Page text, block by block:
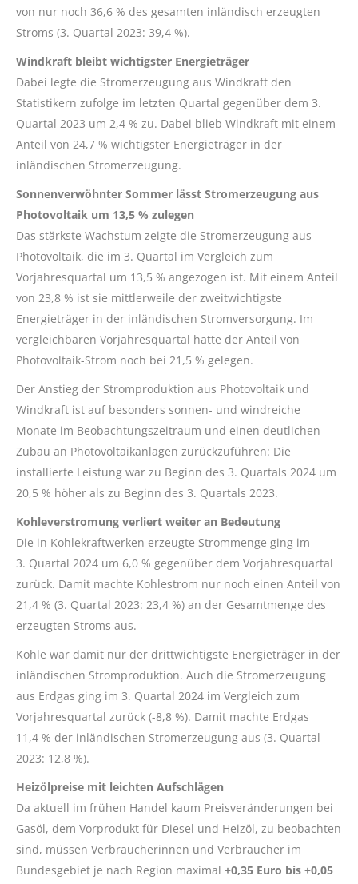
von nur noch 36,6 % des gesamten inländisch erzeugten
Stroms (3. Quartal 2023: 39,4 %).
Windkraft bleibt wichtigster Energieträger
Dabei legte die Stromerzeugung aus Windkraft den
Statistikern zufolge im letzten Quartal gegenüber dem 3.
Quartal 2023 um 2,4 % zu. Dabei blieb Windkraft mit einem
Anteil von 24,7 % wichtigster Energieträger in der
inländischen Stromerzeugung.
Sonnenverwöhnter Sommer lässt Stromerzeugung aus
Photovoltaik um 13,5 % zulegen
Das stärkste Wachstum zeigte die Stromerzeugung aus
Photovoltaik, die im 3. Quartal im Vergleich zum
Vorjahresquartal um 13,5 % angezogen ist. Mit einem Anteil
von 23,8 % ist sie mittlerweile der zweitwichtigste
Energieträger in der inländischen Stromversorgung. Im
vergleichbaren Vorjahresquartal hatte der Anteil von
Photovoltaik-Strom noch bei 21,5 % gelegen.
Der Anstieg der Stromproduktion aus Photovoltaik und
Windkraft ist auf besonders sonnen- und windreiche
Monate im Beobachtungszeitraum und einen deutlichen
Zubau an Photovoltaikanlagen zurückzuführen: Die
installierte Leistung war zu Beginn des 3. Quartals 2024 um
20,5 % höher als zu Beginn des 3. Quartals 2023.
Kohleverstromung verliert weiter an Bedeutung
Die in Kohlekraftwerken erzeugte Strommenge ging im
3. Quartal 2024 um 6,0 % gegenüber dem Vorjahresquartal
zurück. Damit machte Kohlestrom nur noch einen Anteil von
21,4 % (3. Quartal 2023: 23,4 %) an der Gesamtmenge des
erzeugten Stroms aus.
Kohle war damit nur der drittwichtigste Energieträger in der
inländischen Stromproduktion. Auch die Stromerzeugung
aus Erdgas ging im 3. Quartal 2024 im Vergleich zum
Vorjahresquartal zurück (-8,8 %). Damit machte Erdgas
11,4 % der inländischen Stromerzeugung aus (3. Quartal
2023: 12,8 %).
Heizölpreise mit leichten Aufschlägen
Da aktuell im frühen Handel kaum Preisveränderungen bei
Gasöl, dem Vorprodukt für Diesel und Heizöl, zu beobachten
sind, müssen Verbraucherinnen und Verbraucher im
Bundesgebiet je nach Region maximal +0,35 Euro bis +0,05